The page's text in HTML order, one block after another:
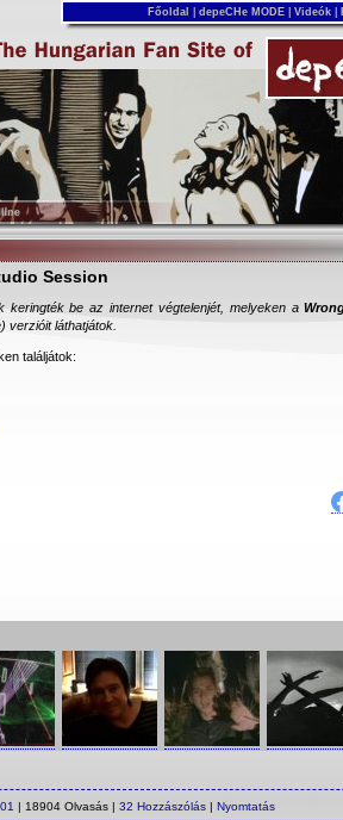
Főoldal depeCHe MODE Videók
Session
keringték be az internet végtelenjét, melyeken a
verzióit láthatjátok.
találjátok:
| 18904 Olvasás | 32 Hozzászólás | Nyomtatás